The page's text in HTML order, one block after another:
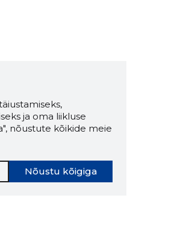
ja oma liikluse
nõustute kõikide meie
Nõustu kõigiga